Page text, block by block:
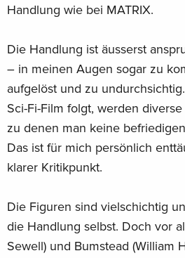
Handlung wie bei MATRIX.
Die Handlung ist äusserst
– in meinen Augen sogar zu
aufgelöst und zu
Sci-Fi-Film folgt, werden
zu denen man keine
Das ist für mich persönlich
klarer Kritikpunkt.
Die Figuren sind vielschichtig
die Handlung selbst. Doch vor
Sewell) und Bumstead (William